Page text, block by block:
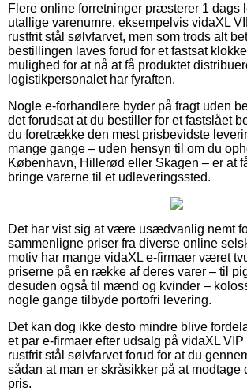
Flere online forretninger præsterer 1 dags
utallige varenumre, eksempelvis vidaXL
rustfrit stål sølvfarvet, men som trods alt
bestillingen laves forud for et fastsat
mulighed for at nå at få produktet
logistikpersonalet har fyraften.
Nogle e-forhandlere byder på fragt uden
det forudsat at du bestiller for et fastslået
du foretrække den mest prisbevidste
mange gange – uden hensyn til om du
København, Hillerød eller Skagen – er at
bringe varerne til et udleveringssted.
Det har vist sig at være usædvanlig nemt
sammenligne priser fra diverse online
motiv har mange vidaXL e-firmaer været
priserne på en række af deres varer – til
desuden også til mænd og kvinder –
nogle gange tilbyde portofri levering.
Det kan dog ikke desto mindre blive
et par e-firmaer efter udsalg på vidaXL
rustfrit stål sølvfarvet forud for at du
sådan at man er skråsikker på at modtage
pris.